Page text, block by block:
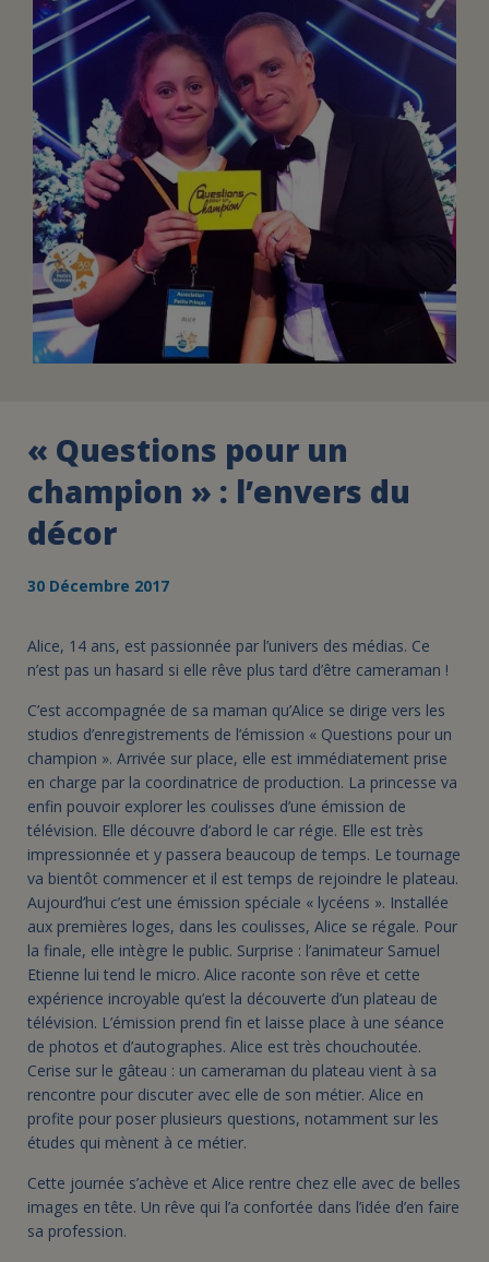
FAIRE UN DON
ASSURANCE VIE/LEGS
ESPACE PRESSE
JE DEVIENS
BÉNÉVOLE
UN PETIT PRINCE
« Questions pour un
champion » : l’envers du
décor
30 Décembre 2017
Alice, 14 ans, est passionnée par l’univers des médias. Ce
n’est pas un hasard si elle rêve plus tard d’être cameraman !
C’est accompagnée de sa maman qu’Alice se dirige vers les
studios d’enregistrements de l’émission « Questions pour un
champion ». Arrivée sur place, elle est immédiatement prise
en charge par la coordinatrice de production. La princesse va
enfin pouvoir explorer les coulisses d’une émission de
télévision. Elle découvre d’abord le car régie. Elle est très
impressionnée et y passera beaucoup de temps. Le tournage
va bientôt commencer et il est temps de rejoindre le plateau.
Aujourd’hui c’est une émission spéciale « lycéens ». Installée
aux premières loges, dans les coulisses, Alice se régale. Pour
la finale, elle intègre le public. Surprise : l’animateur Samuel
Etienne lui tend le micro. Alice raconte son rêve et cette
expérience incroyable qu’est la découverte d’un plateau de
télévision. L’émission prend fin et laisse place à une séance
de photos et d’autographes. Alice est très chouchoutée.
Cerise sur le gâteau : un cameraman du plateau vient à sa
rencontre pour discuter avec elle de son métier. Alice en
profite pour poser plusieurs questions, notamment sur les
études qui mènent à ce métier.
Cette journée s’achève et Alice rentre chez elle avec de belles
images en tête. Un rêve qui l’a confortée dans l’idée d’en faire
sa profession.